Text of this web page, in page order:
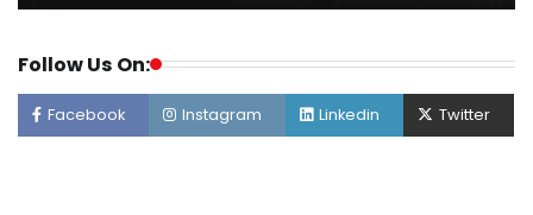
Follow Us On:
Facebook Instagram Linkedin Twitter